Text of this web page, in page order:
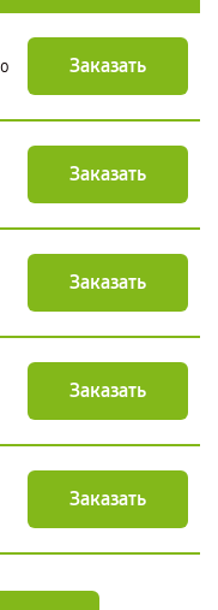
Заказать
Заказать
Заказать
Заказать
Заказать